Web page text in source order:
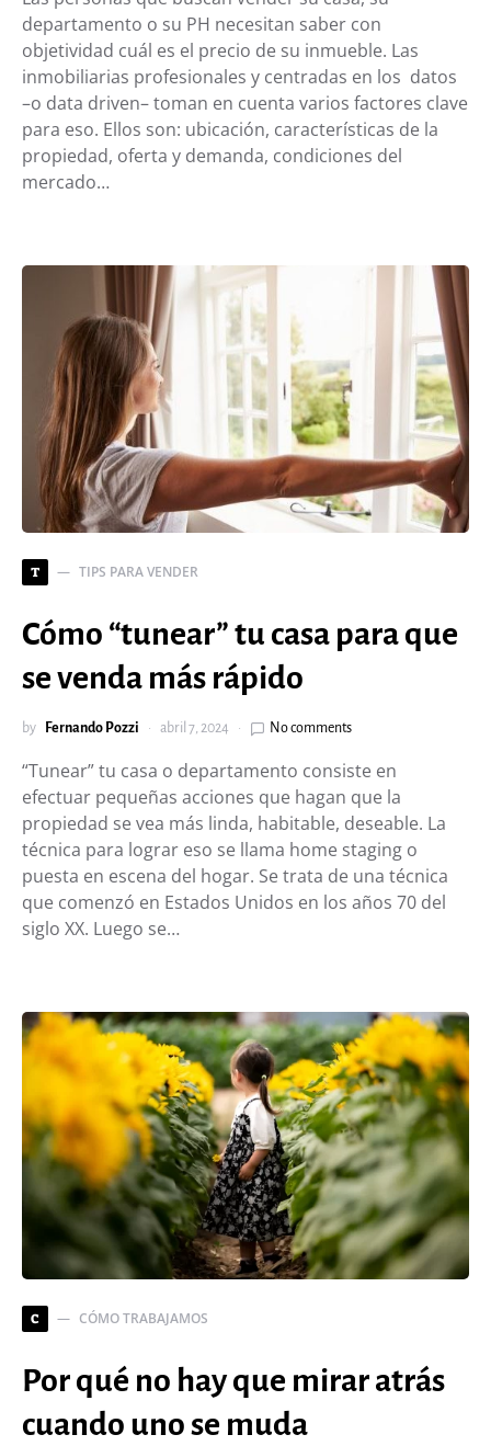
departamento o su PH necesitan saber con
objetividad cuál es el precio de su inmueble. Las
inmobiliarias profesionales y centradas en los datos
–o data driven– toman en cuenta varios factores clave
para eso. Ellos son: ubicación, características de la
propiedad, oferta y demanda, condiciones del
mercado…
T TIPS PARA VENDER
Cómo “tunear” tu casa para que
se venda más rápido
by Fernando Pozzi abril 7, 2024 No comments
“Tunear” tu casa o departamento consiste en
efectuar pequeñas acciones que hagan que la
propiedad se vea más linda, habitable, deseable. La
técnica para lograr eso se llama home staging o
puesta en escena del hogar. Se trata de una técnica
que comenzó en Estados Unidos en los años 70 del
siglo XX. Luego se…
C CÓMO TRABAJAMOS
Por qué no hay que mirar atrás
cuando uno se muda